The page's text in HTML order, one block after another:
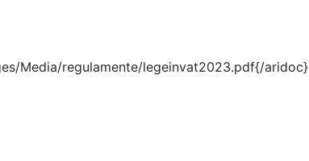
Media/regulamente/legeinvat2023.pdf{/aridoc}